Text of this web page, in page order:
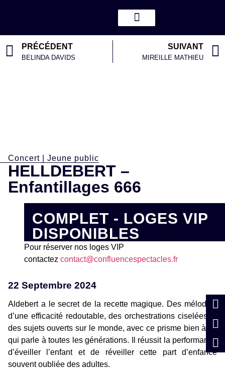
PRÉCÉDENT
BELINDA DAVIDS
SUIVANT
MIREILLE MATHIEU
Concert Jeune public
HELLDEBERT –
Enfantillages 666
COMPLET - LOGES VIP
DISPONIBLES
Pour réserver nos loges VIP
contactez contact@confluencespectacles.fr
22 Septembre 2024
Aldebert a le secret de la recette magique. Des mélodies
d’une efficacité redoutable, des orchestrations ciselées et
des sujets ouverts sur le monde, avec ce prisme bien à lui
qui parle à toutes les générations. Il réussit la performance
d’éveiller l’enfant et de réveiller cette part d’enfance
souvent oubliée des adultes.